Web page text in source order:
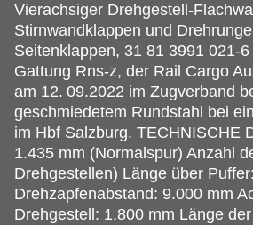
Vierachsiger Drehgestell-
Stirnwandklappen und
Seitenklappen, 31 81 3991 021-
Gattung Rns-z, der Rail Cargo
am 12. 09.2022 im Zugverband
geschmiedetem Rundstahl bei
im Hbf Salzburg. TECHNISCHE
1.435 mm (Normalspur) Anzahl
Drehgestellen) Länge über
Drehzapfenabstand: 9.000 mm
Drehgestell: 1.800 mm Länge